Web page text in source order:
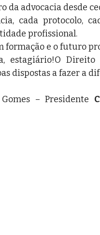
advocacia desde
cada protocolo,
profissional.
formação e o futuro
estagiário!O Direito
dispostas a fazer a
– Presidente